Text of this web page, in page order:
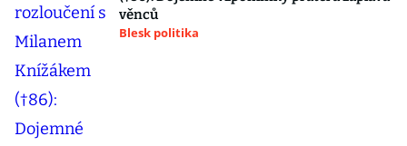
věnců
Blesk politika